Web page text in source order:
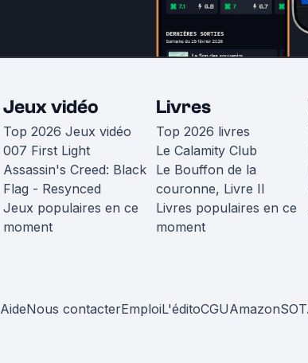
Jeux vidéo
Top 2026 Jeux vidéo
007 First Light
Assassin's Creed: Black
Flag - Resynced
Jeux populaires en ce
moment
Livres
Top 2026 livres
Le Calamity Club
Le Bouffon de la
couronne, Livre II
Livres populaires en ce
moment
AideNous contacterEmploiL'éditoCGUAmazon